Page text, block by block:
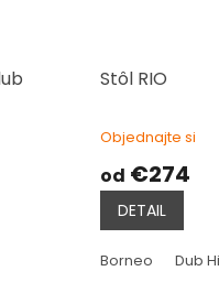
Stôl RIO
Priemerné
produktu
je
5,0
z
5
hviezdičiek.
Objednajte si
od €274
DETAIL
Borneo Dub